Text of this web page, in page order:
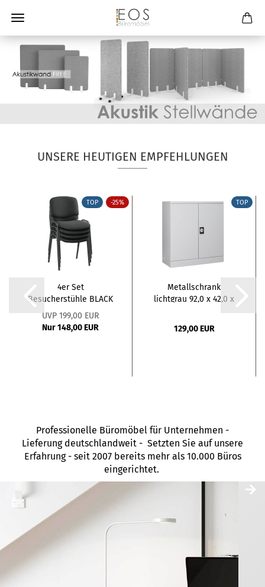
UNSERE HEUTIGEN EMPFEHLUNGEN
TOP -25%
4er Set
Besucherstühle BLACK
UVP 199,00 EUR
Nur 148,00 EUR
TOP
Metallschrank
lichtgrau 92,0 x 42,0 x
129,00 EUR
Professionelle Büromöbel für Unternehmen -
Lieferung deutschlandweit - Setzten Sie auf unsere
Erfahrung - seit 2007 bereits mehr als 10.000 Büros
eingerichtet.